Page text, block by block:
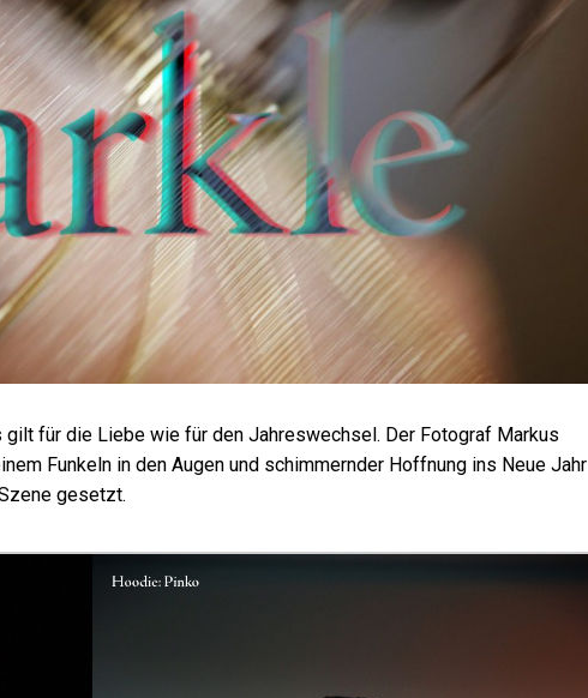
für die Liebe wie für den Jahreswechsel. Der Fotograf Markus
Funkeln in den Augen und schimmernder Hoffnung ins Neue Jahr
gesetzt.